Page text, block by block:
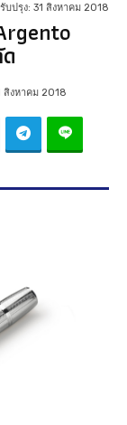
บปรุง: 31 สิงหาคม 2018
สิงหาคม 2018